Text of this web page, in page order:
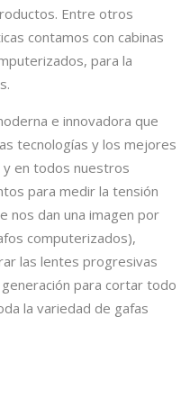
Entre otros
contamos con cabinas
para la
e innovadora que
tecnologías y los mejores
y en todos nuestros
para medir la tensión
nos dan una imagen por
computerizados),
las lentes progresivas
para cortar todo
la variedad de gafas